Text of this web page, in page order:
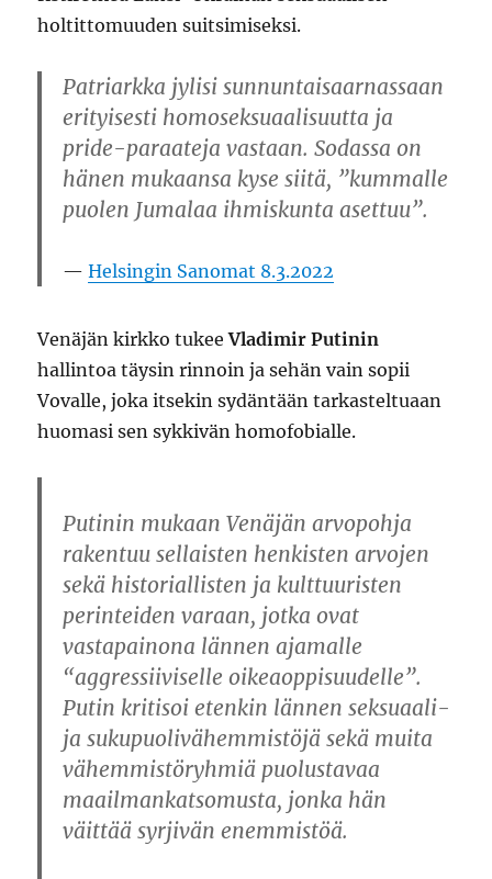
holtittomuuden suitsimiseksi.
Patriarkka jylisi sunnuntaisaarnassaan
erityisesti homoseksuaalisuutta ja
pride-paraateja vastaan. Sodassa on
hänen mukaansa kyse siitä, ”kummalle
puolen Jumalaa ihmiskunta asettuu”.
Helsingin Sanomat 8.3.2022
Venäjän kirkko tukeeVladimir Putinin
hallintoa täysin rinnoin ja sehän vain sopii
Vovalle, joka itsekin sydäntään tarkasteltuaan
huomasi sen sykkivän homofobialle.
Putinin mukaan Venäjän arvopohja
rakentuu sellaisten henkisten arvojen
sekä historiallisten ja kulttuuristen
perinteiden varaan, jotka ovat
vastapainona lännen ajamalle
“aggressiiviselle oikeaoppisuudelle”.
Putin kritisoi etenkin lännen seksuaali-
ja sukupuolivähemmistöjä sekä muita
vähemmistöryhmiä puolustavaa
maailmankatsomusta, jonka hän
väittää syrjivän enemmistöä.